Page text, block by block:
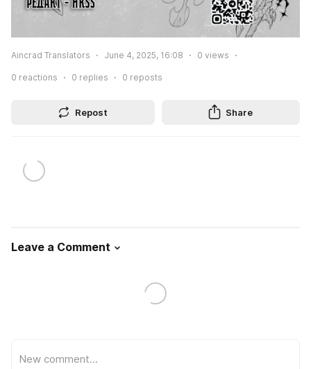
Aincrad Translators June 4, 2025, 16:08 0 views
0 reactions 0 replies 0 reposts
Repost Share
Leave a Comment